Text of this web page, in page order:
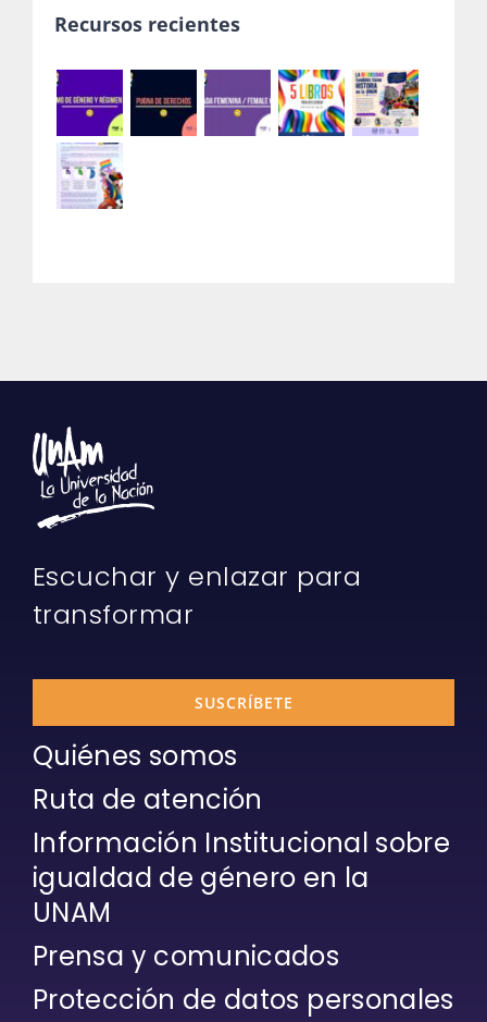
Recursos recientes
Escuchar y enlazar para
transformar
SUSCRÍBETE
Quiénes somos
Ruta de atención
Información Institucional sobre
igualdad de género en la
UNAM
Prensa y comunicados
Protección de datos personales